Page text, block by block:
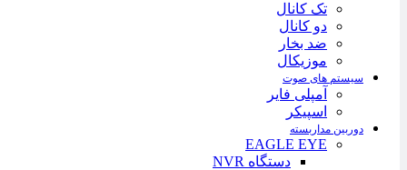
تک کانال
دو کانال
ضد بخار
موزیکال
سیستم های صوت
آمپلی فایر
اسپیکر
دوربین مداربسته
EAGLE EYE
دستگاه NVR